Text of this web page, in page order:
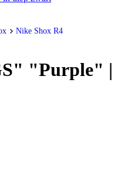
Nike Shox R4
"Purple" |